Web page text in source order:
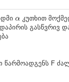
α
α კუთხით
გასწვრივ და
წარმოადგენს F